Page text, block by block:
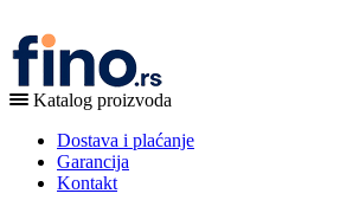
Katalog proizvoda
Dostava i plaćanje
Garancija
Kontakt